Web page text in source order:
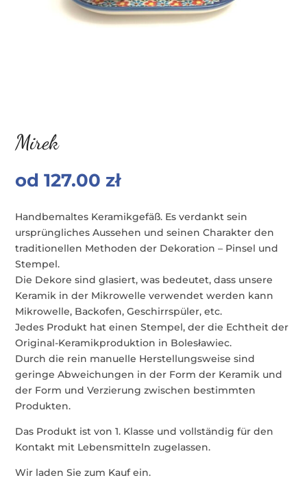
Mirek
od127.00 zł
Handbemaltes Keramikgefäß. Es verdankt sein
ursprüngliches Aussehen und seinen Charakter den
traditionellen Methoden der Dekoration – Pinsel und
Stempel.
Die Dekore sind glasiert, was bedeutet, dass unsere
Keramik in der Mikrowelle verwendet werden kann
Mikrowelle, Backofen, Geschirrspüler, etc.
Jedes Produkt hat einen Stempel, der die Echtheit der
Original-Keramikproduktion in Bolesławiec.
Durch die rein manuelle Herstellungsweise sind
geringe Abweichungen in der Form der Keramik und
der Form und Verzierung zwischen bestimmten
Produkten.
Das Produkt ist von 1. Klasse und vollständig für den
Kontakt mit Lebensmitteln zugelassen.
Wir laden Sie zum Kauf ein.